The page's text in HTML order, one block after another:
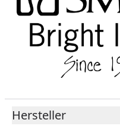
Hersteller